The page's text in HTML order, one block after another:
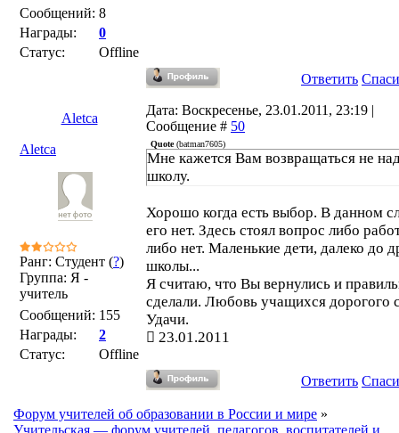
Сообщений: 8
Награды:
0
Статус:
Offline
Ответить
Aletca
Дата: Воскресенье, 23.01.2011, 23:19 |
Сообщение # 50
Aletca
Ранг: Студент (?)
Группа: Я -
учитель
Сообщений: 155
Награды:
2
Статус:
Offline
Quote(batman7605)
Мне кажется Вам возвращаться не
школу.
Хорошо когда есть выбор. В данном
его нет. Здесь стоял вопрос либо
либо нет. Маленькие дети, далеко до
школы...
Я считаю, что Вы вернулись и
сделали. Любовь учащихся дорогого
Удачи.
23.01.2011
Ответить
Форум учителей об образовании в России и мире »
Учительская — форум учителей, педагогов, воспитателей и